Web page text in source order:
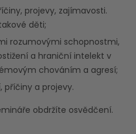
projevy, zajímavosti.
děti;
rozumovými schopnostmi,
a hraniční intelekt v
chováním a agresí;
příčiny a projevy.
obdržíte osvědčení.